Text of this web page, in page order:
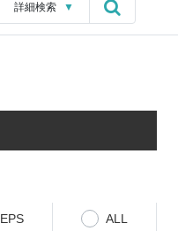
詳細検索 ▼
EPS ALL